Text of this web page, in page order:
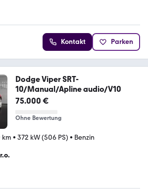
Kontakt Parken
Dodge Viper SRT-
10/Manual/Apline audio/V10
75.000 €
Ohne Bewertung
• 372 kW (506 PS) • Benzin